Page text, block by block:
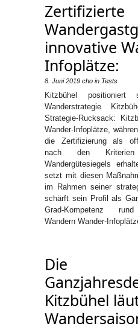
Zertifizierte
innovative
Infoplätze:
8. Juni 2019 cho in Tests
Kitzbühel positioniert
Wanderstrategie
Strategie-Rucksack:
Wander-Infoplätze,
die Zertifizierung als
nach den Kriterien
Wandergütesiegels
setzt mit diesen
im Rahmen seiner
schärft sein Profil als
Grad-Kompetenz
Wandern Wander-
Die
Kitzbühel